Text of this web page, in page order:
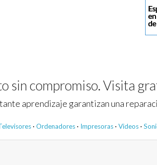
sin compromiso. Visita
aprendizaje garantizan una
· Ordenadores · Impresoras · Videos ·